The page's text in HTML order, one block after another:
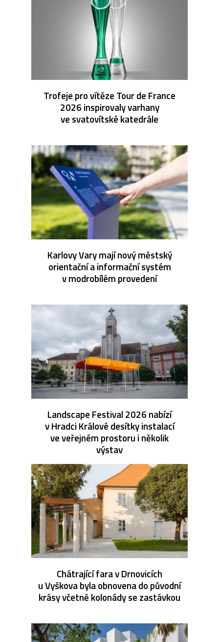
Trofeje pro vítěze Tour de France
2026 inspirovaly varhany
ve svatovítské katedrále
Karlovy Vary mají nový městský
orientační a informační systém
v modrobílém provedení
Landscape Festival 2026 nabízí
v Hradci Králové desítky instalací
ve veřejném prostoru i několik
výstav
Chátrající fara v Drnovicích
u Vyškova byla obnovena do původní
krásy včetně kolonády se zastávkou